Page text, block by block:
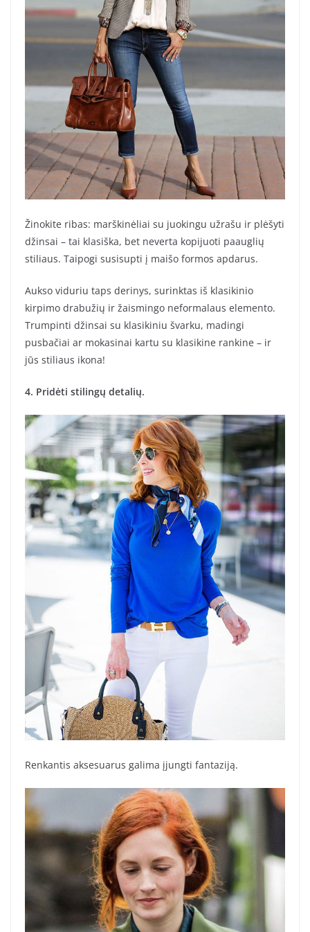
Žinokite ribas: marškinėliai su juokingu užrašu ir plėšyti
džinsai – tai klasiška, bet neverta kopijuoti paauglių
stiliaus. Taipogi susisupti į maišo formos apdarus.
Aukso viduriu taps derinys, surinktas iš klasikinio
kirpimo drabužių ir žaismingo neformalaus elemento.
Trumpinti džinsai su klasikiniu švarku, madingi
pusbačiai ar mokasinai kartu su klasikine rankine – ir
jūs stiliaus ikona!
4. Pridėti stilingų detalių.
Renkantis aksesuarus galima įjungti fantaziją.